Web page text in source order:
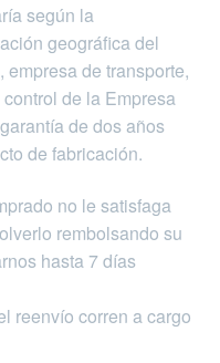
según la
geográfica del
de transporte,
de la Empresa
de dos años
de fabricación.
no le satisfaga
rembolsando su
hasta 7 días
reenvío corren a cargo